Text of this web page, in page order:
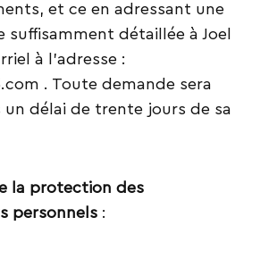
et ce en adressant une
suffisamment détaillée à Joel
à l’adresse :
. Toute demande sera
un délai de trente jours de sa
la protection des
personnels :